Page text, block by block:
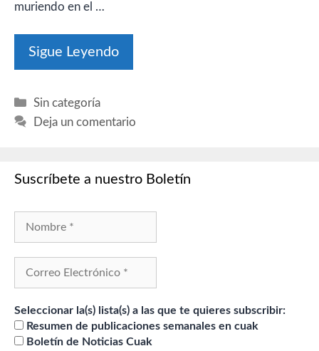
muriendo en el …
Sigue Leyendo
Categorías
Sin categoría
Deja un comentario
Suscríbete a nuestro Boletín
Seleccionar la(s) lista(s) a las que te quieres subscribir:
Resumen de publicaciones semanales en cuak
Boletín de Noticias Cuak